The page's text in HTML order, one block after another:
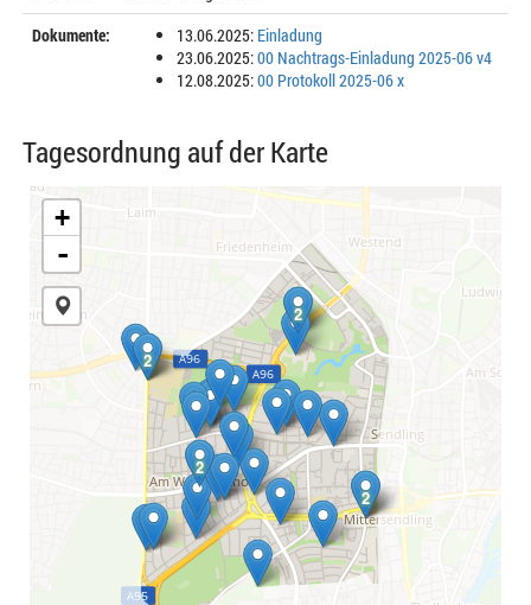
Dokumente:
13.06.2025: Einladung
23.06.2025:00 Nachtrags-Einladung 2025-06 v4
12.08.2025:00 Protokoll 2025-06 x
Tagesordnung auf der Karte
2
2
2
2
2
2
2
2
+
-